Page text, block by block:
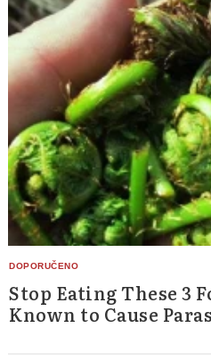
Stop Eating These 3
Known to Cause